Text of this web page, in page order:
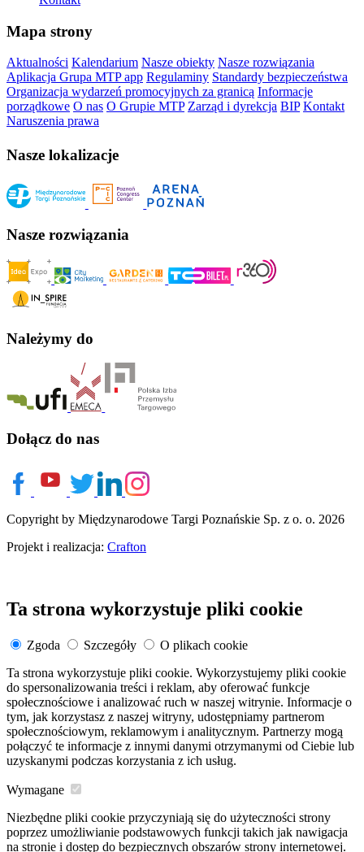
Mapa strony
Aktualności Kalendarium Nasze obiekty Nasze rozwiązania
Aplikacja Grupa MTP app Regulaminy Standardy bezpieczeństwa
Organizacja wydarzeń promocyjnych za granicą Informacje
porządkowe O nas O Grupie MTP Zarząd i dyrekcja BIP Kontakt
Naruszenia prawa
Nasze lokalizacje
Nasze rozwiązania
Należymy do
Dołącz do nas
Copyright by Międzynarodowe Targi Poznańskie Sp. z o. o. 2026
Projekt i realizacja: Crafton
Ta strona wykorzystuje pliki cookie
Zgoda Szczegóły
O plikach cookie
Ta strona wykorzystuje pliki cookie. Wykorzystujemy pliki cookie
do spersonalizowania treści i reklam, aby oferować funkcje
społecznościowe i analizować ruch w naszej witrynie. Informacje o
tym, jak korzystasz z naszej witryny, udostępniamy partnerom
społecznościowym, reklamowym i analitycznym. Partnerzy mogą
połączyć te informacje z innymi danymi otrzymanymi od Ciebie lub
uzyskanymi podczas korzystania z ich usług.
Wymagane
Niezbędne pliki cookie przyczyniają się do użyteczności strony
poprzez umożliwianie podstawowych funkcji takich jak nawigacja
na stronie i dostęp do bezpiecznych obszarów strony internetowej.